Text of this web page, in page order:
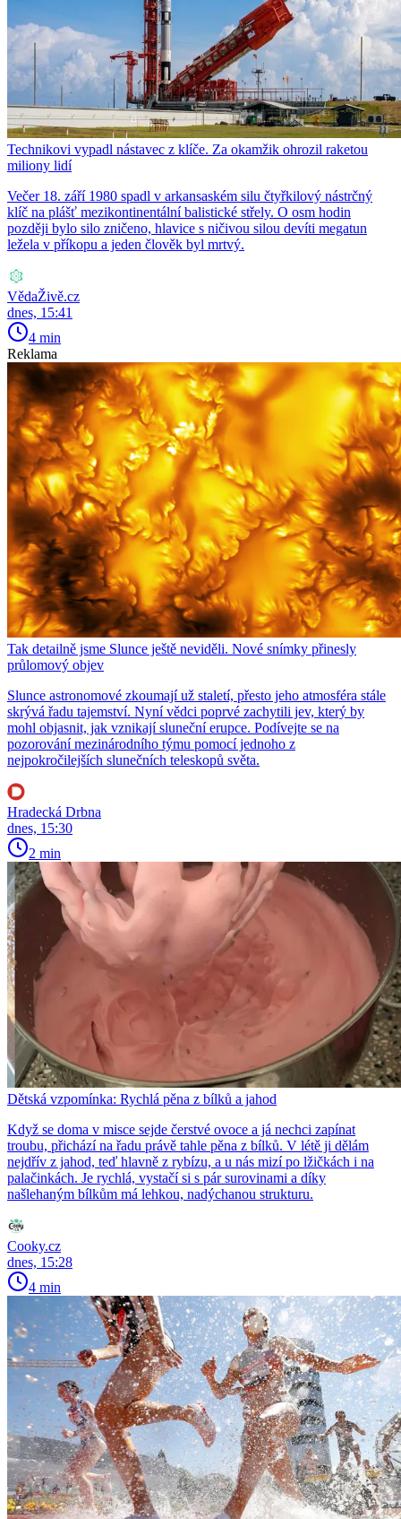
Technikovi vypadl nástavec z klíče. Za okamžik ohrozil raketou
miliony lidí
Večer 18. září 1980 spadl v arkansaském silu čtyřkilový nástrčný
klíč na plášť mezikontinentální balistické střely. O osm hodin
později bylo silo zničeno, hlavice s ničivou silou devíti megatun
ležela v příkopu a jeden člověk byl mrtvý.
VědaŽivě.cz
dnes, 15:41
4 min
Reklama
Tak detailně jsme Slunce ještě neviděli. Nové snímky přinesly
průlomový objev
Slunce astronomové zkoumají už staletí, přesto jeho atmosféra stále
skrývá řadu tajemství. Nyní vědci poprvé zachytili jev, který by
mohl objasnit, jak vznikají sluneční erupce. Podívejte se na
pozorování mezinárodního týmu pomocí jednoho z
nejpokročilejších slunečních teleskopů světa.
Hradecká Drbna
dnes, 15:30
2 min
Dětská vzpomínka: Rychlá pěna z bílků a jahod
Když se doma v misce sejde čerstvé ovoce a já nechci zapínat
troubu, přichází na řadu právě tahle pěna z bílků. V létě ji dělám
nejdřív z jahod, teď hlavně z rybízu, a u nás mizí po lžičkách i na
palačinkách. Je rychlá, vystačí si s pár surovinami a díky
našlehaným bílkům má lehkou, nadýchanou strukturu.
Cooky.cz
dnes, 15:28
4 min